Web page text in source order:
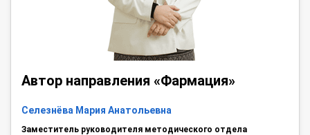
Автор направления «Фармация»
Селезнёва Мария Анатольевна
Заместитель руководителя методического отдела